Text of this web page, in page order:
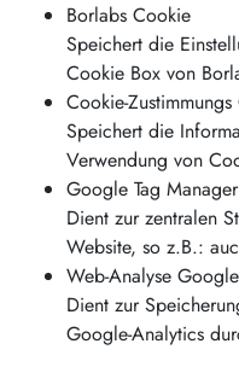
Borlabs Cookie
Speichert die
Cookie Box von
Cookie-
Speichert die
Verwendung von
Google Tag Manager
Dient zur zentralen
Website, so z.B.:
Web-Analyse
Dient zur
Google-Analytics